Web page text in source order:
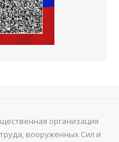
организация
вооруженных Сил и